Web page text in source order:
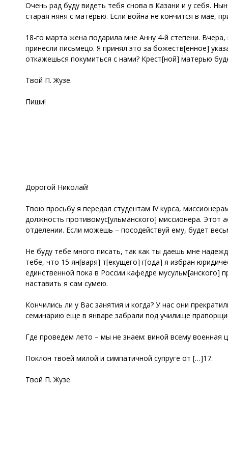
Очень рад буду видеть тебя снова в Казани и у себя.
старая няня с матерью. Если война не кончится в мае,
18-го марта жена подарила мне Анну 4-й степени.
принесли письмецо. Я принял это за божеств[енное]
откажешься покумиться с нами? Крест[ной] матерью
Твой П. Жузе.
Пиши!
Дорогой Николай!
Твою просьбу я передал студентам IV курса,
должность противомус[ульманского] миссионера. Этот
отделении. Если можешь – посодействуй ему, будет
Не буду тебе много писать, так как ты даешь мне
тебе, что 15 ян[варя] т[екущего] г[ода] я избран
единственной пока в России кафедре
наставить я сам сумею.
Кончились ли у Вас занятия и когда? У нас они
семинарию еще в январе забрали под училище
Где проведем лето – мы не знаем: виной всему военная
Поклон твоей милой и симпатичной супруге от […]17.
Твой П. Жузе.